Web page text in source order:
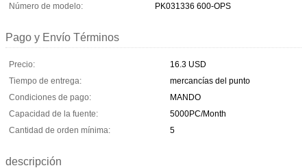
Número de modelo:
PK031336 600-OPS
Pago y Envío Términos
Precio:
16.3 USD
Tiempo de entrega:
mercancías del punto
Condiciones de pago:
MANDO
Capacidad de la fuente:
5000PC/Month
Cantidad de orden mínima:
5
descripción